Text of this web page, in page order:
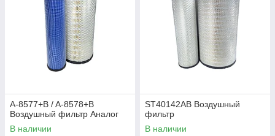
A-8577+B / A-8578+B
Воздушный фильтр Аналог
В наличии
ST40142AB Воздушный
фильтр
В наличии